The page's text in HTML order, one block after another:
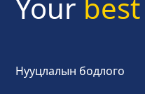
Your best
Нууцлалын бодлого